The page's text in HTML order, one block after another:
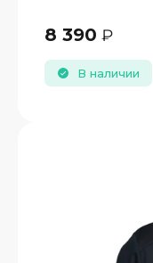
8 390 ₽
В наличии